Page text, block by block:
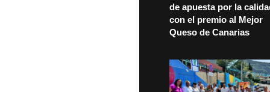
de apuesta por la
con el premio al Mejor
Queso de Canarias